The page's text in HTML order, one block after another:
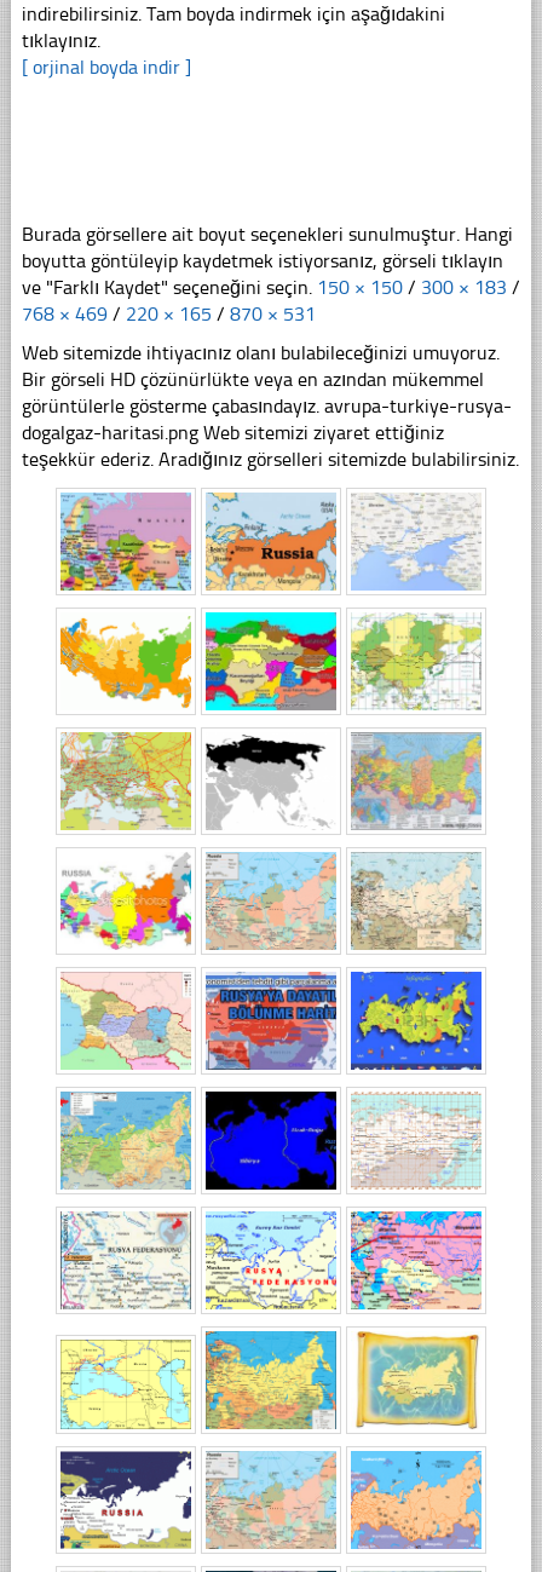
indirebilirsiniz. Tam boyda indirmek için aşağıdakini
tıklayınız.
[ orjinal boyda indir ]
Burada görsellere ait boyut seçenekleri sunulmuştur. Hangi
boyutta göntüleyip kaydetmek istiyorsanız, görseli tıklayın
ve "Farklı Kaydet" seçeneğini seçin. 150 × 150 / 300 × 183 /
768 × 469 / 220 × 165 / 870 × 531
Web sitemizde ihtiyacınız olanı bulabileceğinizi umuyoruz.
Bir görseli HD çözünürlükte veya en azından mükemmel
görüntülerle gösterme çabasındayız. avrupa-turkiye-rusya-
dogalgaz-haritasi.png Web sitemizi ziyaret ettiğiniz
teşekkür ederiz. Aradığınız görselleri sitemizde bulabilirsiniz.